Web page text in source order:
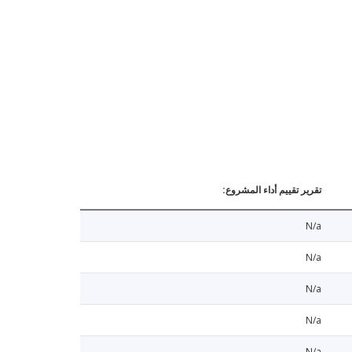
تقرير تقييم أداء المشروع:
N/a
N/a
N/a
N/a